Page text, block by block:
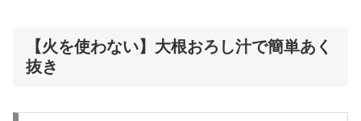
【火を使わない】大根おろし汁で簡単あく
抜き